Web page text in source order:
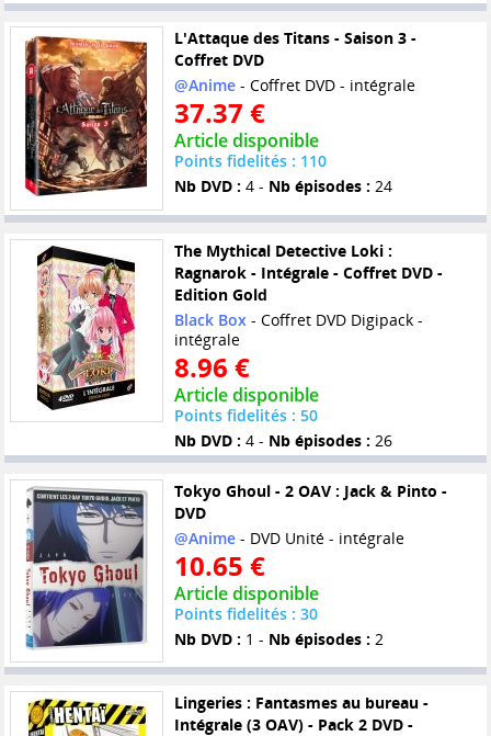
L'Attaque des Titans - Saison 3 -
Coffret DVD
@Anime- Coffret DVD - intégrale
37.37 €
Article disponible
Points fidelités : 110
Nb DVD : 4 - Nb épisodes : 24
The Mythical Detective Loki :
Ragnarok - Intégrale - Coffret DVD -
Edition Gold
Black Box - Coffret DVD Digipack -
intégrale
8.96 €
Article disponible
Points fidelités : 50
Nb DVD : 4 - Nb épisodes : 26
Tokyo Ghoul - 2 OAV : Jack & Pinto -
DVD
@Anime- DVD Unité - intégrale
10.65 €
Article disponible
Points fidelités : 30
Nb DVD : 1 - Nb épisodes : 2
Lingeries : Fantasmes au bureau -
Intégrale (3 OAV) - Pack 2 DVD -